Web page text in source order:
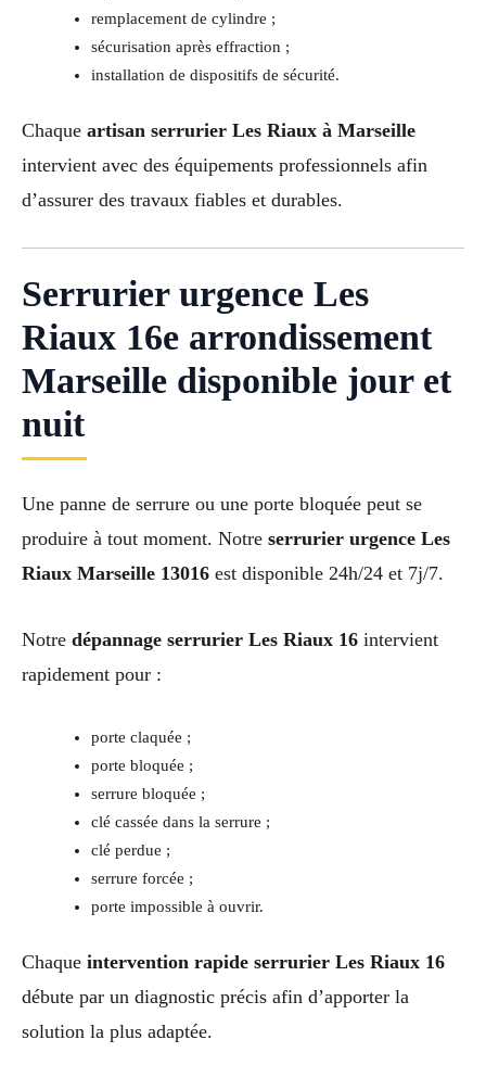
remplacement de cylindre ;
sécurisation après effraction ;
installation de dispositifs de sécurité.
Chaque artisan serrurier Les Riaux à Marseille
intervient avec des équipements professionnels afin
d’assurer des travaux fiables et durables.
Serrurier urgence Les
Riaux 16e arrondissement
Marseille disponible jour et
nuit
Une panne de serrure ou une porte bloquée peut se
produire à tout moment. Notre serrurier urgence Les
Riaux Marseille 13016 est disponible 24h/24 et 7j/7.
Notre dépannage serrurier Les Riaux 16 intervient
rapidement pour :
porte claquée ;
porte bloquée ;
serrure bloquée ;
clé cassée dans la serrure ;
clé perdue ;
serrure forcée ;
porte impossible à ouvrir.
Chaque intervention rapide serrurier Les Riaux 16
débute par un diagnostic précis afin d’apporter la
solution la plus adaptée.